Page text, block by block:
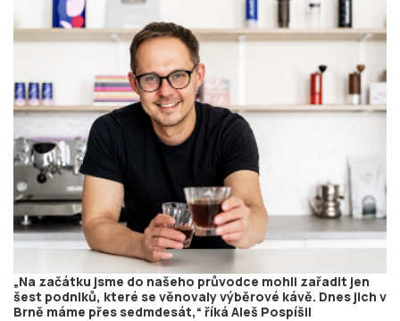
„Na začátku jsme do našeho průvodce mohli zařadit jen
šest podniků, které se věnovaly výběrové kávě. Dnes jich v
Brně máme přes sedmdesát,“ říká Aleš Pospíšil